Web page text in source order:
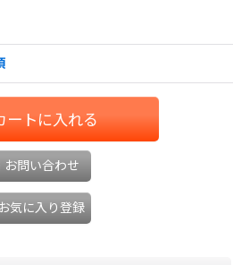
ートに入れる
お問い合わせ
お気に入り登録